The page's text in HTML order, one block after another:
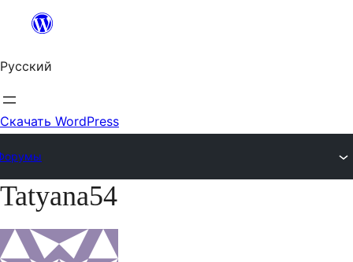
Перейти
содержимому
Русский
Скачать WordPress
Перейти
содержимому
Tatyana54